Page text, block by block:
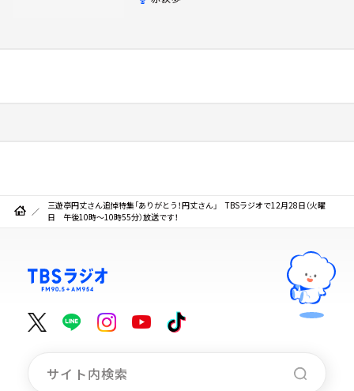
三遊亭円丈さん追悼特集「ありがとう！円丈さん」 TBSラジオで12月28日（火曜
日 午後10時～10時55分）放送です！